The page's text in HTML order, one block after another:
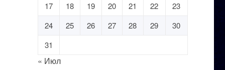
17
18 19 20 21 22
23
24
25 26 27 28 29
30
31
« Июл